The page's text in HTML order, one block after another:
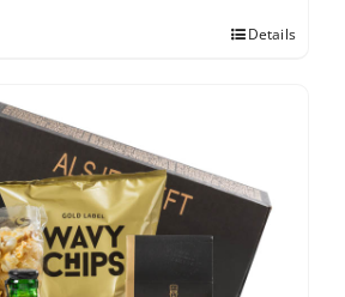
Details